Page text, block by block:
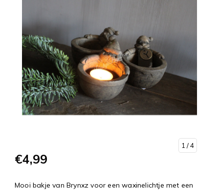
1 / 4
€4,99
Mooi bakje van Brynxz voor een waxinelichtje met een